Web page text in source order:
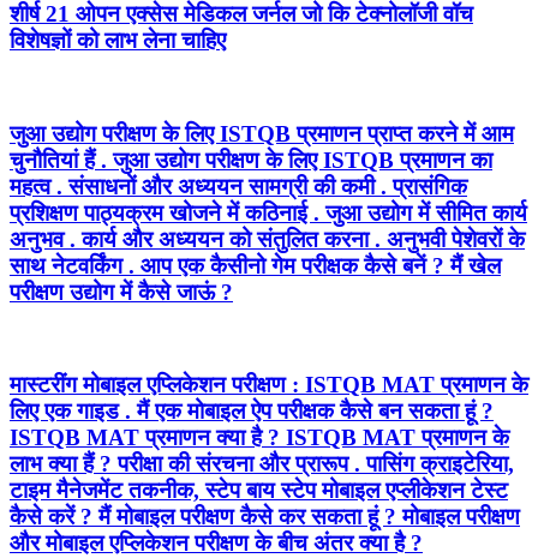
शीर्ष 21 ओपन एक्सेस मेडिकल जर्नल जो कि टेक्नोलॉजी वॉच
विशेषज्ञों को लाभ लेना चाहिए
जुआ उद्योग परीक्षण के लिए ISTQB प्रमाणन प्राप्त करने में आम
चुनौतियां हैं . जुआ उद्योग परीक्षण के लिए ISTQB प्रमाणन का
महत्व . संसाधनों और अध्ययन सामग्री की कमी . प्रासंगिक
प्रशिक्षण पाठ्यक्रम खोजने में कठिनाई . जुआ उद्योग में सीमित कार्य
अनुभव . कार्य और अध्ययन को संतुलित करना . अनुभवी पेशेवरों के
साथ नेटवर्किंग . आप एक कैसीनो गेम परीक्षक कैसे बनें ? मैं खेल
परीक्षण उद्योग में कैसे जाऊं ?
मास्टरींग मोबाइल एप्लिकेशन परीक्षण : ISTQB MAT प्रमाणन के
लिए एक गाइड . मैं एक मोबाइल ऐप परीक्षक कैसे बन सकता हूं ?
ISTQB MAT प्रमाणन क्या है ? ISTQB MAT प्रमाणन के
लाभ क्या हैं ? परीक्षा की संरचना और प्रारूप . पासिंग क्राइटेरिया,
टाइम मैनेजमेंट तकनीक, स्टेप बाय स्टेप मोबाइल एप्लीकेशन टेस्ट
कैसे करें ? मैं मोबाइल परीक्षण कैसे कर सकता हूं ? मोबाइल परीक्षण
और मोबाइल एप्लिकेशन परीक्षण के बीच अंतर क्या है ?